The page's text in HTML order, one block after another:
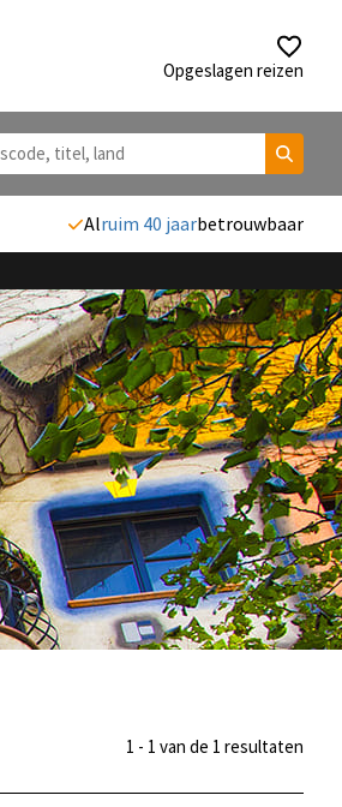
Opgeslagen reizen
Alruim 40 jaarbetrouwbaar
1 - 1 van de 1 resultaten